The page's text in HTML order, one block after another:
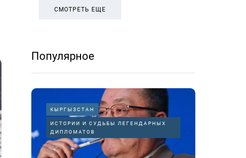
СМОТРЕТЬ ЕЩЕ
Популярное
КЫРГЫЗСТАН
ИСТОРИИ И СУДЬБЫ ЛЕГЕНДАРНЫХ
ДИПЛОМАТОВ